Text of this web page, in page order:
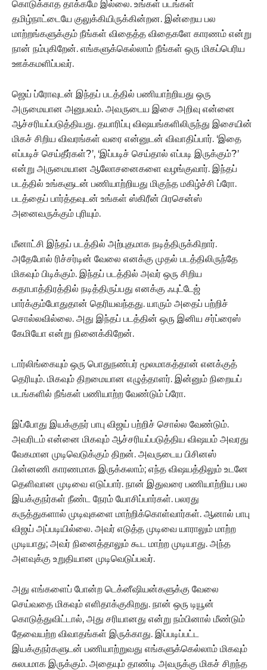
கொடுக்காத தாக்கமே இல்லை. உங்கள் படங்கள்
தமிழ்நாட்டையே குலுக்கியிருக்கின்றன. இன்றைய பல
மாற்றங்களுக்கும் நீங்கள் விதைத்த விதைகளே காரணம் என்று
நான் நம்புகிறேன். எங்களுக்கெல்லாம் நீங்கள் ஒரு மிகப்பெரிய
ஊக்கமளிப்பவர்.
ஜெய் ப்ரோவுடன் இந்தப் படத்தில் பணியாற்றியது ஒரு
அருமையான அனுபவம். அவருடைய இசை அறிவு என்னை
ஆச்சரியப்படுத்தியது. தயாரிப்பு விஷயங்களிலிருந்து இசையின்
மிகச் சிறிய விவரங்கள் வரை என்னுடன் விவாதிப்பார். ‘இதை
எப்படிச் செய்தீர்கள்?’, ‘இப்படிச் செய்தால் எப்படி இருக்கும்?’
என்று அருமையான ஆலோசனைகளை வழங்குவார். இந்தப்
படத்தில் உங்களுடன் பணியாற்றியது மிகுந்த மகிழ்ச்சி ப்ரோ.
படத்தைப் பார்த்தவுடன் உங்கள் ஸ்கிரீன் பிரசென்ஸ்
அனைவருக்கும் புரியும்.
மீனாட்சி இந்தப் படத்தில் அற்புதமாக நடித்திருக்கிறார்.
அதேபோல் ரிச்சர்டின் வேலை எனக்கு முதல் படத்திலிருந்தே
மிகவும் பிடிக்கும். இந்தப் படத்தில் அவர் ஒரு சிறிய
கதாபாத்திரத்தில் நடித்திருப்பது எனக்கு ஃபுட்டேஜ்
பார்க்கும்போதுதான் தெரியவந்தது. யாரும் அதைப் பற்றிச்
சொல்லவில்லை. அது இந்தப் படத்தின் ஒரு இனிய சர்ப்ரைஸ்
கேமியோ என்று நினைக்கிறேன்.
டார்லிங்கையும் ஒரு பொதுநண்பர் மூலமாகத்தான் எனக்குத்
தெரியும். மிகவும் திறமையான எழுத்தாளர். இன்னும் நிறையப்
படங்களில் நீங்கள் பணியாற்ற வேண்டும் ப்ரோ.
இப்போது இயக்குநர் பாபு விஜய் பற்றிச் சொல்ல வேண்டும்.
அவரிடம் என்னை மிகவும் ஆச்சரியப்படுத்திய விஷயம் அவரது
வேகமான முடிவெடுக்கும் திறன். அவருடைய பிசினஸ்
பின்னணி காரணமாக இருக்கலாம்; எந்த விஷயத்திலும் உடனே
தெளிவான முடிவை எடுப்பார். நான் இதுவரை பணியாற்றிய பல
இயக்குநர்கள் நீண்ட நேரம் யோசிப்பார்கள். பலரது
கருத்துகளால் முடிவுகளை மாற்றிக்கொள்வார்கள். ஆனால் பாபு
விஜய் அப்படியில்லை. அவர் எடுத்த முடிவை யாராலும் மாற்ற
முடியாது; அவர் நினைத்தாலும் கூட மாற்ற முடியாது. அந்த
அளவுக்கு உறுதியான முடிவெடுப்பவர்.
அது எங்களைப் போன்ற டெக்னீஷியன்களுக்கு வேலை
செய்வதை மிகவும் எளிதாக்குகிறது. நான் ஒரு டியூன்
கொடுத்துவிட்டால், அது சரியானது என்று நம்பினால் மீண்டும்
தேவையற்ற விவாதங்கள் இருக்காது. இப்படிப்பட்ட
இயக்குநர்களுடன் பணியாற்றுவது எங்களுக்கெல்லாம் மிகவும்
சுலபமாக இருக்கும். அதையும் தாண்டி அவருக்கு மிகச் சிறந்த